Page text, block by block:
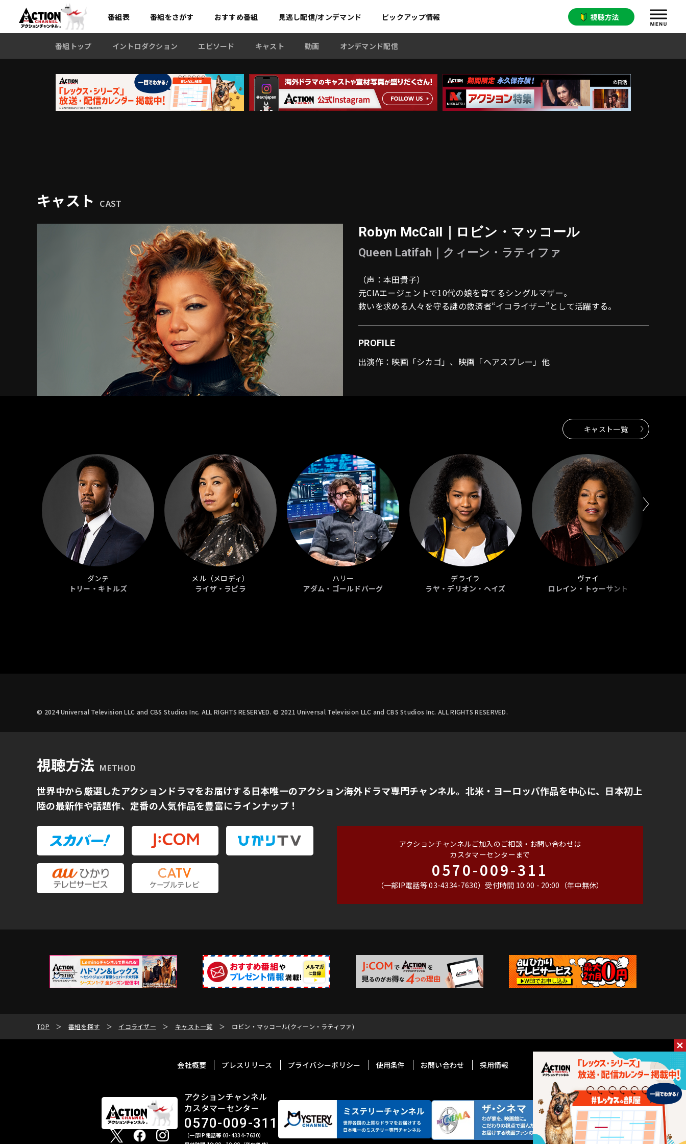
番組表 番組をさがす おすすめ番組 見逃し配信/オンデマンド ピックアップ情報
番組トップ イントロダクション エピソード キャスト 動画 オンデマンド配信
キャスト CAST
Robyn McCall｜ ロビン・マッコール
Queen Latifah｜クィーン・ラティファ
（声：本田貴子）
元CIAエージェントで10代の娘を育てるシングルマザー。
救いを求める人々を守る謎の救済者“イコライザー”として活躍する。
PROFILE
出演作：映画「シカゴ」、映画「ヘアスプレー」他
ダンテ
トリー・キトルズ
メル（メロディ）
ライザ・ラピラ
ハリー
アダム・ゴールドバーグ
デライラ
ラヤ・デリオン・ヘイズ
ヴァイ
ロレイン・トゥーサント
キャスト一覧
© 2024 Universal Television LLC and CBS Studios Inc. ALL RIGHTS RESERVED. © 2021 Universal Television LLC and CBS Studios Inc. ALL RIGHTS RESERVED.
視聴方法 METHOD
世界中から厳選したアクションドラマをお届けする日本唯一のアクション海外ドラマ専門チャンネル。北米・ヨーロッパ作品を中心に、日本初上
陸の最新作や話題作、定番の人気作品を豊富にラインナップ！
アクションチャンネルご加入のご相談・お問い合わせは
カスタマーセンターまで
0570-009-311
（一部IP電話等 03-4334-7630） 受付時間 10:00 - 20:00（年中無休）
TOP 番組を探す イコライザー キャスト一覧 ロビン・マッコール(クィーン・ラティファ)
会社概要 プレスリリース プライバシーポリシー 使用条件 お問い合わせ 採用情報
アクションチャンネル
カスタマーセンター
0570-009-311
（一部IP電話等 03-4334-7630）